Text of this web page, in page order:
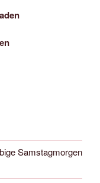
Samstagmorgen